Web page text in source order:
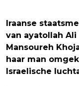
Iraanse
van ayatollah
Mansoureh
haar man
Israelische